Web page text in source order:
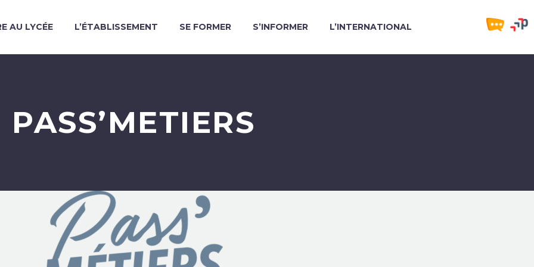
AU LYCÉE L’ÉTABLISSEMENT SE FORMER S’INFORMER L’INTERNATIONAL
PASS’METIERS